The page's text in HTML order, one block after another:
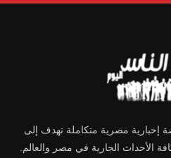
إخبارية مصرية متكاملة تهدف إلى
الأحداث الجارية في مصر والعالم.